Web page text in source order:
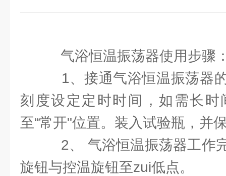
气浴恒温振荡器使用步骤
1、接通气浴恒温振荡器
刻度设定定时时间，如需长
至“常开"位置。装入试验瓶，并
2、 气浴恒温振荡器工作
旋钮与控温旋钮至zui低点。